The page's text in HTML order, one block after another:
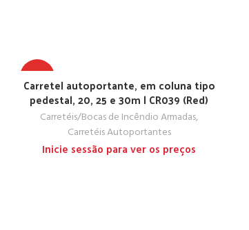
TOP
Carretel autoportante, em coluna tipo
pedestal, 20, 25 e 30m | CR039 (Red)
Carretéis/Bocas de Incêndio Armadas,
Carretéis Autoportantes
Inicie sessão para ver os preços